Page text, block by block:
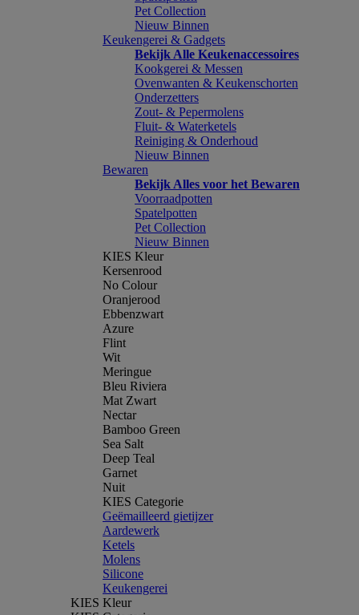
Pet Collection
Nieuw Binnen
Keukengerei & Gadgets
Bekijk Alle Keukenaccessoires
Kookgerei & Messen
Ovenwanten & Keukenschorten
Onderzetters
Zout- & Pepermolens
Fluit- & Waterketels
Reiniging & Onderhoud
Nieuw Binnen
Bewaren
Bekijk Alles voor het Bewaren
Voorraadpotten
Spatelpotten
Pet Collection
Nieuw Binnen
KIES Kleur
Kersenrood
No Colour
Oranjerood
Ebbenzwart
Azure
Flint
Wit
Meringue
Bleu Riviera
Mat Zwart
Nectar
Bamboo Green
Sea Salt
Deep Teal
Garnet
Nuit
KIES Categorie
Geëmailleerd gietijzer
Aardewerk
Ketels
Molens
Silicone
Keukengerei
KIES Kleur